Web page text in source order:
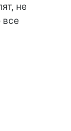
не
все